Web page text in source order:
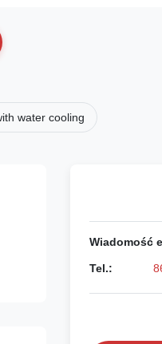
water cooling
Wiadomość
Tel.: